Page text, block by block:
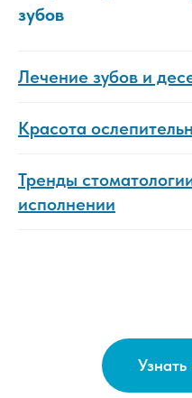
зубов
Лечение зубов и
Красота
Тренды
исполнении
Узнать